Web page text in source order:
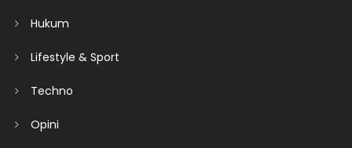
Hukum
Lifestyle & Sport
Techno
Opini